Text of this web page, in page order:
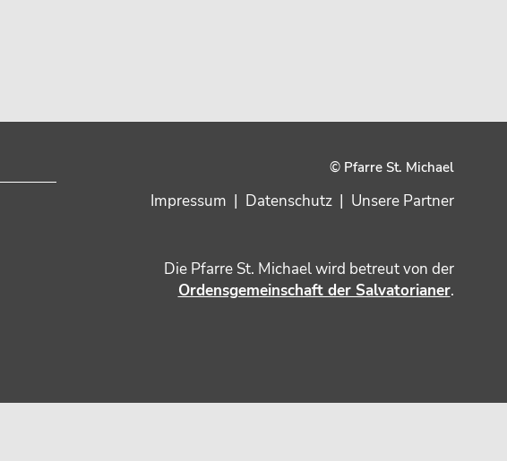
© Pfarre St. Michael
Impressum | Datenschutz| Unsere Partner
Die Pfarre St. Michael wird betreut von der
Ordensgemeinschaft der Salvatorianer.